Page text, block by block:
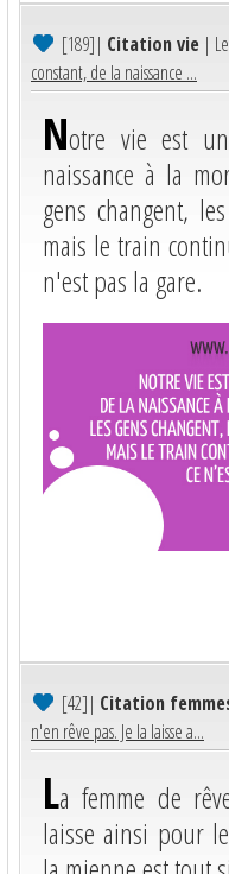
[189]| Citation vie |
constant, de la naissance ...
Notre vie est
naissance à la
gens changent,
mais le train
n'est pas la gare.
[42]| Citation
n'en rêve pas. Je la laisse a...
La femme de
laisse ainsi pour